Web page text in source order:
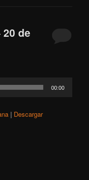
de
00:00
| Descargar